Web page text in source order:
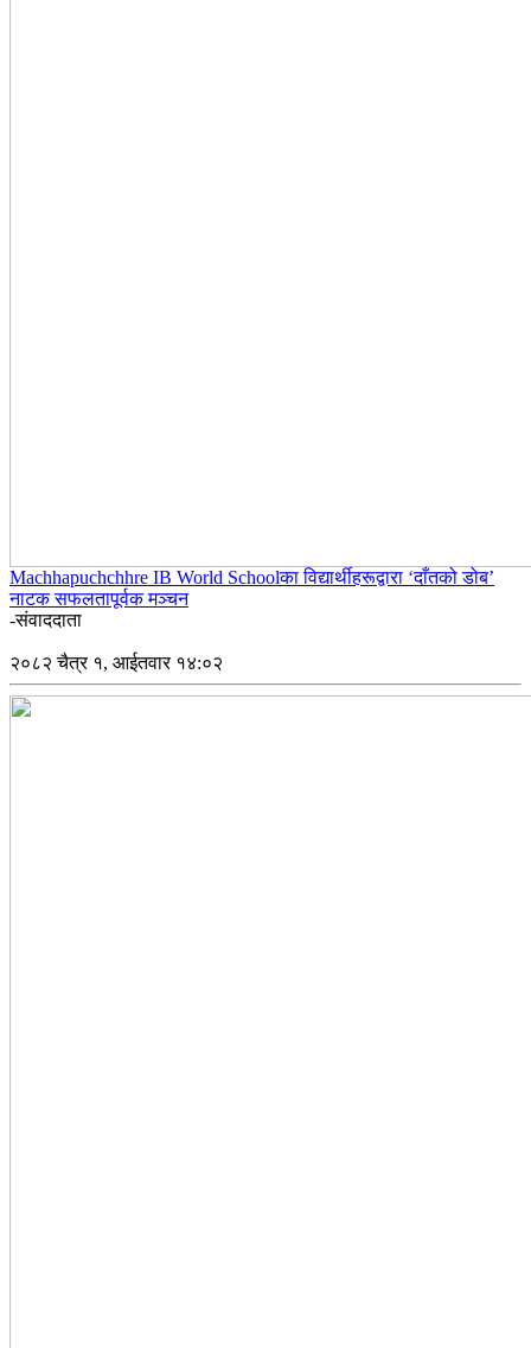
Machhapuchchhre IB World Schoolका विद्यार्थीहरूद्वारा ‘दाँतको डोब’
नाटक सफलतापूर्वक मञ्चन
-संवाददाता
२०८२ चैत्र १, आईतवार १४:०२